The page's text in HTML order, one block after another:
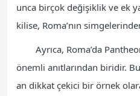
unca birçok değişiklik ve ek
kilise, Roma’nın
Ayrıca, Roma’da
önemli anıtlarından biridir.
an dikkat çekici bir örnek